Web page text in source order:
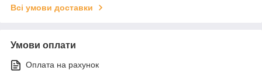
Всі умови доставки
Умови оплати
Оплата на рахунок